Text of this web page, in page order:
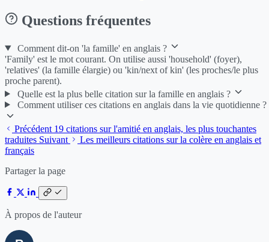
Questions fréquentes
Comment dit-on 'la famille' en anglais ?
'Family' est le mot courant. On utilise aussi 'household' (foyer),
'relatives' (la famille élargie) ou 'kin/next of kin' (les proches/le plus
proche parent).
Quelle est la plus belle citation sur la famille en anglais ?
Comment utiliser ces citations en anglais dans la vie quotidienne ?
Précédent 19 citations sur l'amitié en anglais, les plus touchantes
traduites Suivant
Les meilleurs citations sur la colère en anglais et
français
Partager la page
À propos de l'auteur